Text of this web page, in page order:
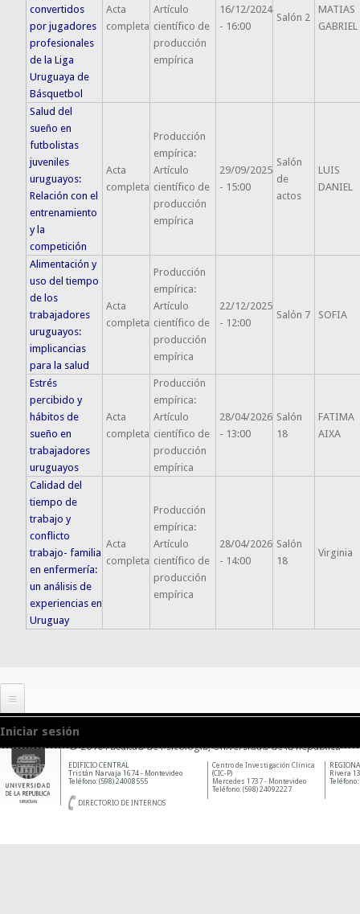
convertidos
por jugadores
profesionales
de la Liga
Uruguaya de
Básquetbol
Acta
completa
Artículo
científico de
producción
empírica
16/12/2024
- 16:00
Salón 2
MATIAS
GABRIEL
Salud del
sueño en
futbolistas
juveniles
uruguayos:
Relación con el
entrenamiento
y la
competición
Acta
completa
Producción
empírica:
Artículo
científico de
producción
empírica
29/09/2025
- 15:00
Salón
de
actos
LUIS
DANIEL
Alimentación y
uso del tiempo
de los
trabajadores
uruguayos:
implicancias
para la salud
Acta
completa
Producción
empírica:
Artículo
científico de
producción
empírica
22/12/2025
- 12:00
Salón 7 SOFIA
Estrés
percibido y
hábitos de
sueño en
trabajadores
uruguayos
Acta
completa
Producción
empírica:
Artículo
científico de
producción
empírica
28/04/2026
- 13:00
Salón
18
FATIMA
AIXA
Calidad del
tiempo de
trabajo y
conflicto
trabajo- familia
en enfermería:
un análisis de
experiencias en
Uruguay
Acta
completa
Producción
empírica:
Artículo
científico de
producción
empírica
28/04/2026
- 14:00
Salón
18
Virginia
Iniciar sesión
© 2010 Facultad de Psicología, Universidad de la República
Rivera
Teléfono:
Centro de Investigación Clínica
(CIC-P)
Mercedes 1737 - Montevideo
Teléfono: (598) 24092227
EDIFICIO CENTRAL
Tristán Narvaja 1674 - Montevideo
Teléfono: (598) 24008555
DIRECTORIO DE INTERNOS